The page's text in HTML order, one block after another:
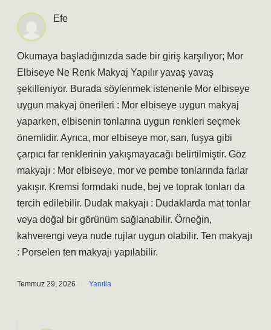
Efe
Okumaya başladığınızda sade bir giriş karşılıyor; Mor
Elbiseye Ne Renk Makyaj Yapılır yavaş yavaş
şekilleniyor. Burada söylenmek istenenle Mor elbiseye
uygun makyaj önerileri : Mor elbiseye uygun makyaj
yaparken, elbisenin tonlarına uygun renkleri seçmek
önemlidir. Ayrıca, mor elbiseye mor, sarı, fuşya gibi
çarpıcı far renklerinin yakışmayacağı belirtilmiştir. Göz
makyajı : Mor elbiseye, mor ve pembe tonlarında farlar
yakışır. Kremsi formdaki nude, bej ve toprak tonları da
tercih edilebilir. Dudak makyajı : Dudaklarda mat tonlar
veya doğal bir görünüm sağlanabilir. Örneğin,
kahverengi veya nude rujlar uygun olabilir. Ten makyajı
: Porselen ten makyajı yapılabilir.
Temmuz 29, 2026 Yanıtla